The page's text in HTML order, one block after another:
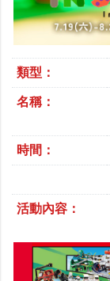
類型：
名稱：
時間：
活動內容：